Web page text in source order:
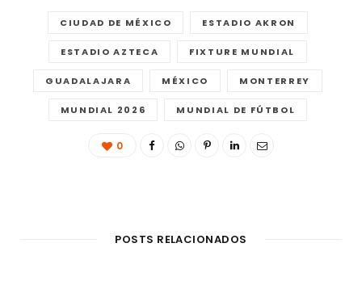
CIUDAD DE MÉXICO ESTADIO AKRON
ESTADIO AZTECA FIXTURE MUNDIAL
GUADALAJARA MÉXICO MONTERREY
MUNDIAL 2026 MUNDIAL DE FÚTBOL
0
POSTS RELACIONADOS